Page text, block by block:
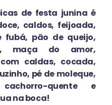
de festa junina é
caldos, feijoada,
fubá, pão de queijo,
maça do amor,
caldas, cocada,
pé de moleque,
quente e
na boca!